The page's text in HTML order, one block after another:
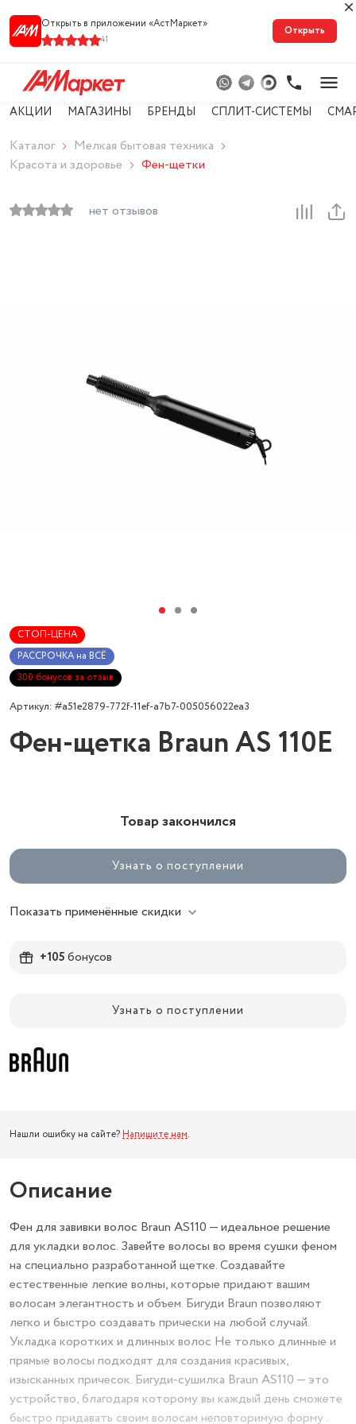
Открыть в приложении «АстМарке‪т‬»
41
Открыть
АКЦИИ МАГАЗИНЫ БРЕНДЫ СПЛИТ-СИСТЕМЫ
Каталог
Мелкая бытовая техника
Красота и здоровье
Фен-щетки
нет отзывов
СТОП-ЦЕНА
РАССРОЧКА на ВСЁ
300 бонусов за отзыв
Артикул: #a51e2879-772f-11ef-a7b7-005056022ea3
Фен-щетка Braun AS 110E
Товар закончился
Узнать о поступлении
Показать применённые скидки
+105бонусов
Узнать о поступлении
Нашли ошибку на сайте? Напишите нам.
Описание
Фен для завивки волос Braun AS110 — идеальное решение
для укладки волос. Завейте волосы во время сушки феном
на специально разработанной щетке. Создавайте
естественные легкие волны, которые придают вашим
волосам элегантность и объем. Бигуди Braun позволяют
легко и быстро создавать прически на любой случай.
Укладка коротких и длинных волос Не только длинные и
прямые волосы подходят для создания красивых,
изысканных причесок. Бигуди-сушилка Braun AS110 — это
устройство, благодаря которому вы каждый день сможете
быстро придавать своим волосам неповторимую форму .